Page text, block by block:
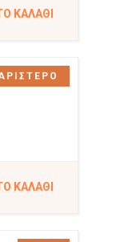
ΚΑΛΆΘΙ
ΚΑΛΆΘΙ